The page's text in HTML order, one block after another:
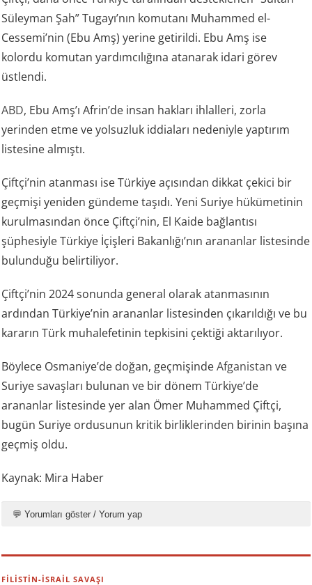
Süleyman Şah” Tugayı’nın komutanı Muhammed el-
Cessemi’nin (Ebu Amş) yerine getirildi. Ebu Amş ise
kolordu komutan yardımcılığına atanarak idari görev
üstlendi.
ABD, Ebu Amş’ı Afrin’de insan hakları ihlalleri, zorla
yerinden etme ve yolsuzluk iddiaları nedeniyle yaptırım
listesine almıştı.
Çiftçi’nin atanması ise Türkiye açısından dikkat çekici bir
geçmişi yeniden gündeme taşıdı. Yeni Suriye hükümetinin
kurulmasından önce Çiftçi’nin, El Kaide bağlantısı
şüphesiyle Türkiye İçişleri Bakanlığı’nın arananlar listesinde
bulunduğu belirtiliyor.
Çiftçi’nin 2024 sonunda general olarak atanmasının
ardından Türkiye’nin arananlar listesinden çıkarıldığı ve bu
kararın Türk muhalefetinin tepkisini çektiği aktarılıyor.
Böylece Osmaniye’de doğan, geçmişindeAfganistan ve
Suriye savaşları bulunan ve bir dönem Türkiye’de
arananlar listesinde yer alan Ömer Muhammed Çiftçi,
bugün Suriye ordusunun kritik birliklerinden birinin başına
geçmiş oldu.
Kaynak: Mira Haber
💬 Yorumları göster / Yorum yap
FİLİSTİN-İSRAİL SAVAŞI